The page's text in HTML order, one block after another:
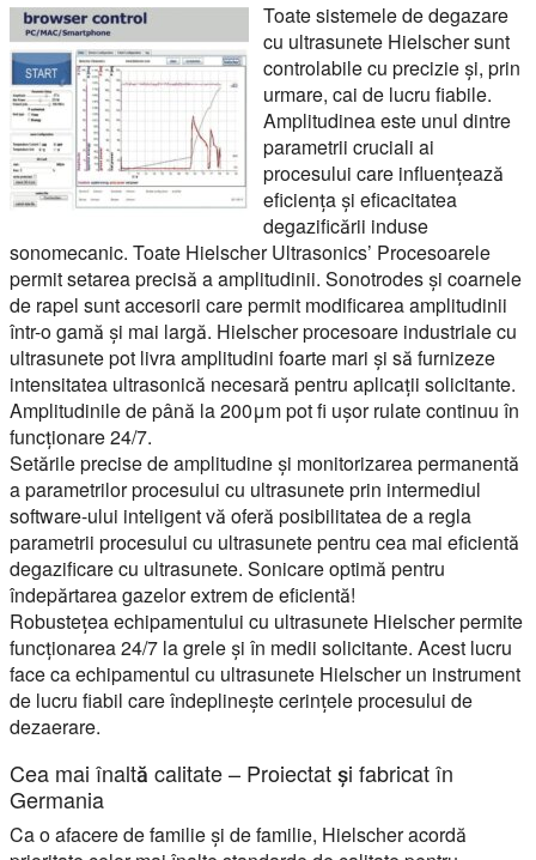
Toate sistemele de degazare
cu ultrasunete Hielscher sunt
controlabile cu precizie și, prin
urmare, cai de lucru fiabile.
Amplitudinea este unul dintre
parametrii cruciali ai
procesului care influențează
eficiența și eficacitatea
degazificării induse
sonomecanic. Toate Hielscher Ultrasonics’ Procesoarele
permit setarea precisă a amplitudinii. Sonotrodes și coarnele
de rapel sunt accesorii care permit modificarea amplitudinii
într-o gamă și mai largă. Hielscher procesoare industriale cu
ultrasunete pot livra amplitudini foarte mari și să furnizeze
intensitatea ultrasonică necesară pentru aplicații solicitante.
Amplitudinile de până la 200μm pot fi ușor rulate continuu în
funcționare 24/7.
Setările precise de amplitudine și monitorizarea permanentă
a parametrilor procesului cu ultrasunete prin intermediul
software-ului inteligent vă oferă posibilitatea de a regla
parametrii procesului cu ultrasunete pentru cea mai eficientă
degazificare cu ultrasunete. Sonicare optimă pentru
îndepărtarea gazelor extrem de eficientă!
Robustețea echipamentului cu ultrasunete Hielscher permite
funcționarea 24/7 la grele și în medii solicitante. Acest lucru
face ca echipamentul cu ultrasunete Hielscher un instrument
de lucru fiabil care îndeplinește cerințele procesului de
dezaerare.
Cea mai înaltă calitate – Proiectat și fabricat în
Germania
Ca o afacere de familie și de familie, Hielscher acordă